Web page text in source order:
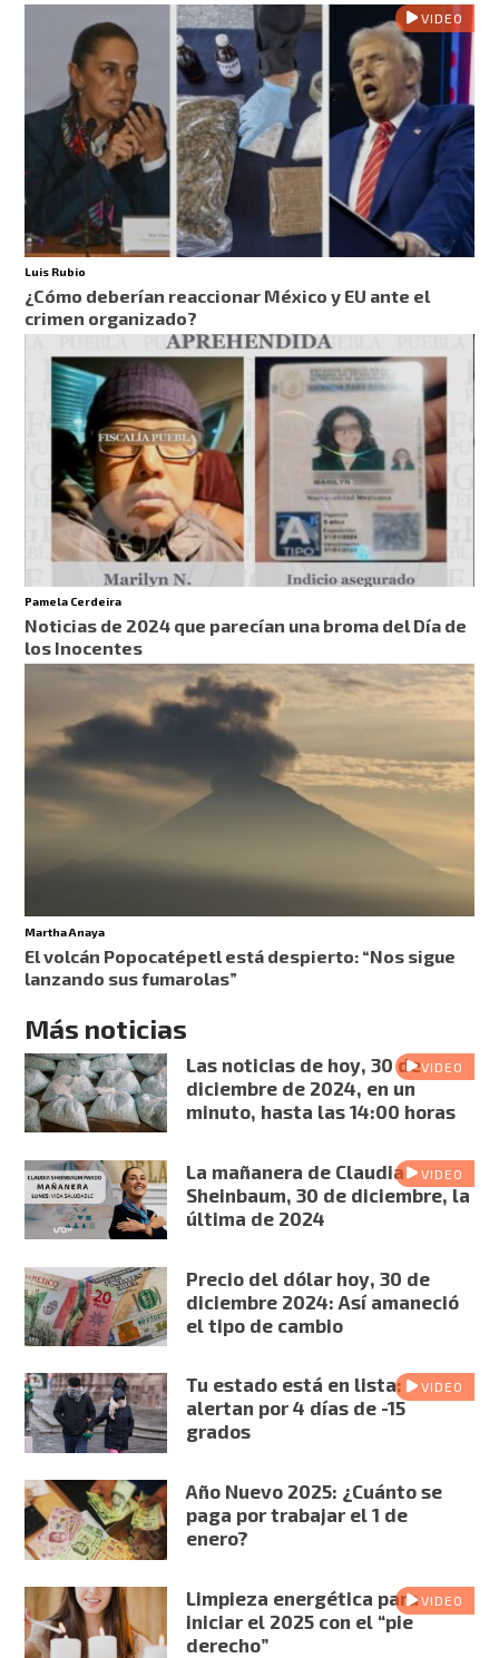
VIDEO
Luis Rubio
¿Cómo deberían reaccionar México y EU ante el
crimen organizado?
Pamela Cerdeira
Noticias de 2024 que parecían una broma del Día de
los Inocentes
Martha Anaya
El volcán Popocatépetl está despierto: “Nos sigue
lanzando sus fumarolas”
Más noticias
VIDEO
Las noticias de hoy, 30 de
diciembre de 2024, en un
minuto, hasta las 14:00 horas
VIDEO
La mañanera de Claudia
Sheinbaum, 30 de diciembre, la
última de 2024
Precio del dólar hoy, 30 de
diciembre 2024: Así amaneció
el tipo de cambio
VIDEO
Tu estado está en lista:
alertan por 4 días de -15
grados
Año Nuevo 2025: ¿Cuánto se
paga por trabajar el 1 de
enero?
VIDEO
Limpieza energética para
iniciar el 2025 con el “pie
derecho”